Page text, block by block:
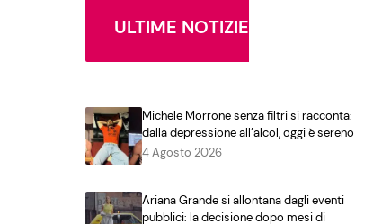
ULTIME NOTIZIE
Michele Morrone senza filtri si racconta:
dalla depressione all’alcol, oggi è sereno
4 Agosto 2026
Ariana Grande si allontana dagli eventi
pubblici: la decisione dopo mesi di